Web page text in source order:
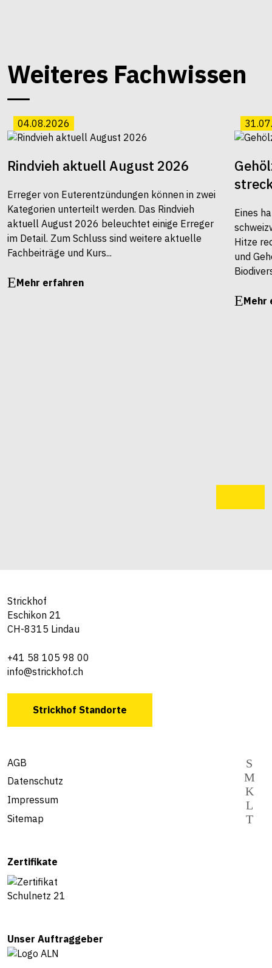
Weiteres Fachwissen
04.08.2026
Rindvieh aktuell August 2026
Erreger von Euterentzündungen können in zwei
Kategorien unterteilt werden. Das Rindvieh
aktuell August 2026 beleuchtet einige Erreger
im Detail. Zum Schluss sind weitere aktuelle
Fachbeiträge und Kurs...
Mehr erfahren
Eines
Hitze
und
Mehr
Strickhof
Eschikon 21
CH-8315 Lindau
+41 58 105 98 00
info@strickhof.ch
Strickhof Standorte
AGB
Datenschutz
Impressum
Sitemap
Zertifikate
Unser Auftraggeber